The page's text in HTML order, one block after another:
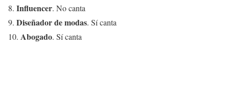
8. Influencer. No canta
9. Diseñador de modas. Sí canta
10. Abogado. Sí canta